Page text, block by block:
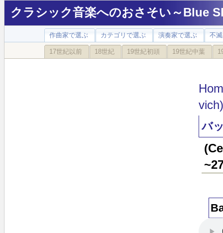
クラシック音楽へのおさそい～Blue
作曲家で選ぶ カテゴリで選ぶ 演奏家で選ぶ 不
17世紀以前 18世紀 19世紀初頭 19世紀中葉
vich)
バ